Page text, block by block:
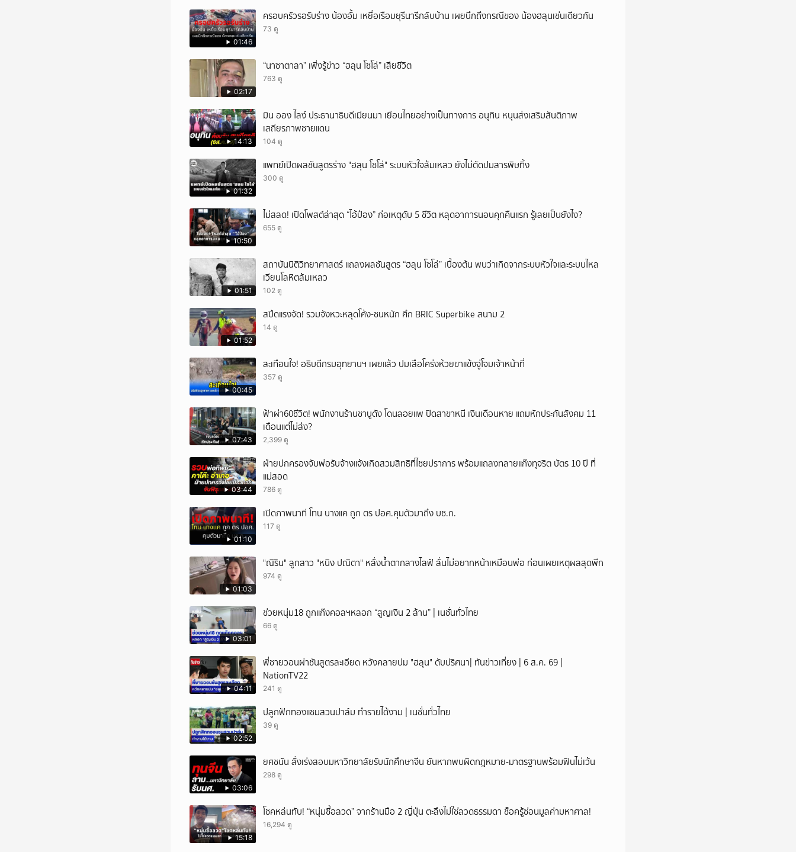
01:46
ครอบครัวรอรับร่าง น้องอั้ม เหยื่อเรือมยุรีนารีกลับบ้าน เผยนึกถึงกรณีของ น้องฮลุนเช่นเดียวกัน
73 ดู
02:17
“นาซาตาลา” เพิ่งรู้ข่าว “ฮลุน โซโล่” เสียชีวิต
763 ดู
14:13
มิน ออง ไลง์ ประธานาธิบดีเมียนมา เยือนไทยอย่างเป็นทางการ อนุทิน หนุนส่งเสริมสันติภาพ
เสถียรภาพชายแดน
104 ดู
01:32
แพทย์เปิดผลชันสูตรร่าง "ฮลุน โซโล่" ระบบหัวใจล้มเหลว ยังไม่ตัดปมสารพิษทิ้ง
300 ดู
10:50
ไม่สลด! เปิดโพสต์ล่าสุด “ไอ้ป๋อง” ก่อเหตุดับ 5 ชีวิต หลุดอาการนอนคุกคืนแรก รู้เลยเป็นยังไง?
655 ดู
01:51
สถาบันนิติวิทยาศาสตร์ แถลงผลชันสูตร “ฮลุน โซโล่” เบื้องต้น พบว่าเกิดจากระบบหัวใจและระบบไหล
เวียนโลหิตล้มเหลว
102 ดู
01:52
สปีดแรงจัด! รวมจังหวะหลุดโค้ง-ชนหนัก ศึก BRIC Superbike สนาม 2
14 ดู
00:45
สะเทือนใจ! อธิบดีกรมอุทยานฯ เผยแล้ว ปมเสือโคร่งห้วยขาแข้งจู่โจมเจ้าหน้าที่
357 ดู
07:43
ฟ้าผ่า60ชีวิต! พนักงานร้านชาบูดัง โดนลอยแพ ปิดสาขาหนี เงินเดือนหาย แถมหักประกันสังคม 11
เดือนแต่ไม่ส่ง?
2,399 ดู
03:44
ฝ่ายปกครองจับพ่อรับจ้างแจ้งเกิดสวมสิทธิที่ไชยปราการ พร้อมแถลงทลายแก๊งทุจริต บัตร 10 ปี ที่
แม่สอด
786 ดู
01:10
เปิดภาพนาที โทน บางแค ถูก ตร ปอศ.คุมตัวมาถึง บช.ก.
117 ดู
01:03
"ณิริน" ลูกสาว "หนิง ปณิตา" หลั่งน้ำตากลางไลฟ์ ลั่นไม่อยากหน้าเหมือนพ่อ ก่อนเผยเหตุผลสุดพีก
974 ดู
03:01
ช่วยหนุ่ม18 ถูกแก๊งคอลฯหลอก “สูญเงิน 2 ล้าน” | เนชั่นทั่วไทย
66 ดู
04:11
พี่ชายวอนผ่าชันสูตรละเอียด หวังคลายปม "ฮลุน" ดับปริศนา| ทันข่าวเที่ยง | 6 ส.ค. 69 |
NationTV22
241 ดู
02:52
ปลูกฟักทองแซมสวนปาล์ม ทำรายได้งาม | เนชั่นทั่วไทย
39 ดู
03:06
ยศชนัน สั่งเร่งสอบมหาวิทยาลัยรับนักศึกษาจีน ยันหากพบผิดกฎหมาย-มาตรฐานพร้อมฟันไม่เว้น
298 ดู
15:18
โชคหล่นทับ! “หนุ่มซื้อลวด” จากร้านมือ 2 ญี่ปุ่น ตะลึงไม่ใช่ลวดธรรมดา ช็อครู้ซ่อนมูลค่ามหาศาล!
16,294 ดู
ยกเลิก